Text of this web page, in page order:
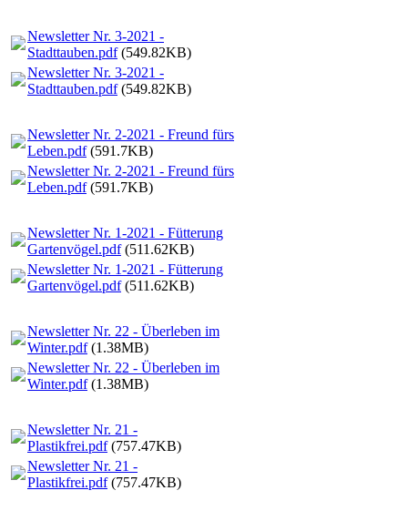
Newsletter Nr. 3-2021 -
Stadttauben.pdf(549.82KB)
Newsletter Nr. 3-2021 -
Stadttauben.pdf(549.82KB)
Newsletter Nr. 2-2021 - Freund fürs
Leben.pdf(591.7KB)
Newsletter Nr. 2-2021 - Freund fürs
Leben.pdf(591.7KB)
Newsletter Nr. 1-2021 - Fütterung
Gartenvögel.pdf(511.62KB)
Newsletter Nr. 1-2021 - Fütterung
Gartenvögel.pdf(511.62KB)
Newsletter Nr. 22 - Überleben im
Winter.pdf(1.38MB)
Newsletter Nr. 22 - Überleben im
Winter.pdf(1.38MB)
Newsletter Nr. 21 -
Plastikfrei.pdf(757.47KB)
Newsletter Nr. 21 -
Plastikfrei.pdf(757.47KB)